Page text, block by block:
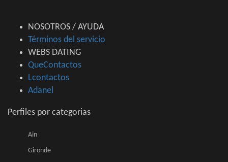
NOSOTROS / AYUDA
Términos del servicio
WEBS DATING
QueContactos
Lcontactos
Adanel
Perfiles por categorias
Ain
Gironde